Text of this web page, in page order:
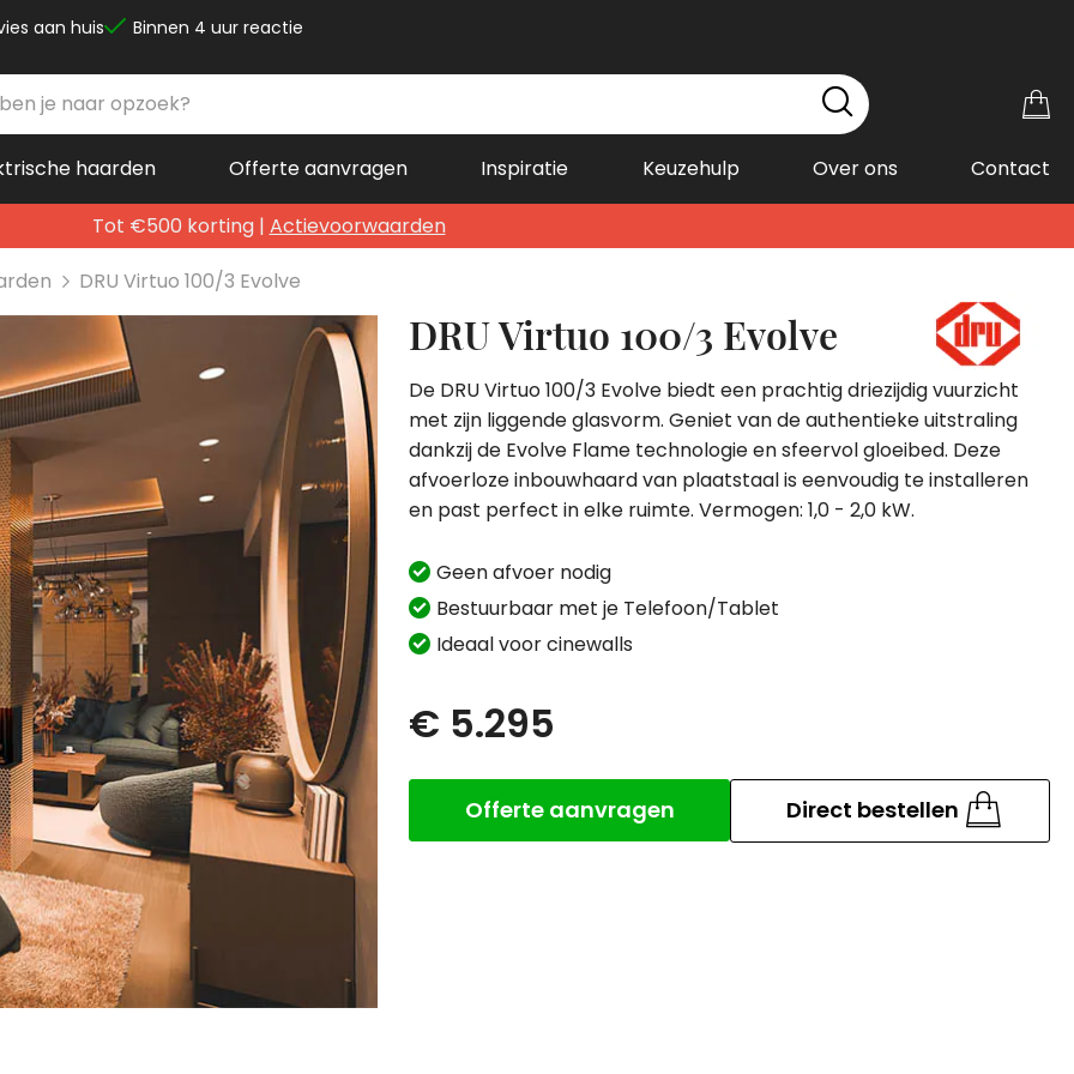
aan huis Binnen 4 uur reactie
haarden Offerte aanvragen Inspiratie Keuzehulp Over ons Contact
Tot €500 korting | Actievoorwaarden
DRU Virtuo 100/3 Evolve
DRU Virtuo 100/3 Evolve
De DRU Virtuo 100/3 Evolve biedt een prachtig driezijdig vuurzicht
met zijn liggende glasvorm. Geniet van de authentieke uitstraling
dankzij de Evolve Flame technologie en sfeervol gloeibed. Deze
afvoerloze inbouwhaard van plaatstaal is eenvoudig te installeren
en past perfect in elke ruimte. Vermogen: 1,0 - 2,0 kW.
Geen afvoer nodig
Bestuurbaar met je Telefoon/Tablet
Ideaal voor cinewalls
€ 5.295
Direct bestellen
Offerte aanvragen